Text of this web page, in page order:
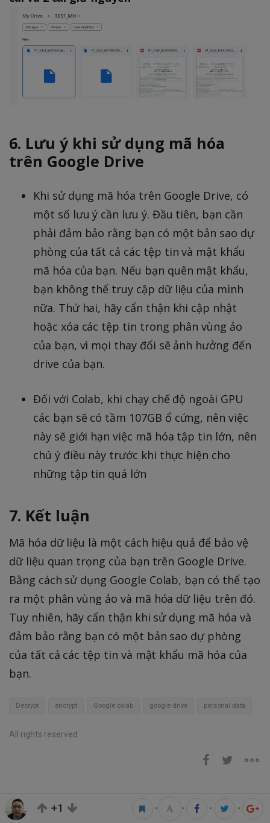
6. Lưu ý khi sử dụng mã hóa
trên Google Drive
Khi sử dụng mã hóa trên Google Drive, có
một số lưu ý cần lưu ý. Đầu tiên, bạn cần
phải đảm bảo rằng bạn có một bản sao dự
phòng của tất cả các tệp tin và mật khẩu
mã hóa của bạn. Nếu bạn quên mật khẩu,
bạn không thể truy cập dữ liệu của mình
nữa. Thứ hai, hãy cẩn thận khi cập nhật
hoặc xóa các tệp tin trong phân vùng ảo
của bạn, vì mọi thay đổi sẽ ảnh hưởng đến
drive của bạn.
Đối với Colab, khi chạy chế độ ngoài GPU
các bạn sẽ có tầm 107GB ổ cứng, nên việc
này sẽ giới hạn việc mã hóa tập tin lớn, nên
chú ý điều này trước khi thực hiện cho
những tập tin quá lớn
7. Kết luận
Mã hóa dữ liệu là một cách hiệu quả để bảo vệ
dữ liệu quan trọng của bạn trên Google Drive.
Bằng cách sử dụng Google Colab, bạn có thể tạo
ra một phân vùng ảo và mã hóa dữ liệu trên đó.
Tuy nhiên, hãy cẩn thận khi sử dụng mã hóa và
đảm bảo rằng bạn có một bản sao dự phòng
của tất cả các tệp tin và mật khẩu mã hóa của
bạn.
Decrypt encrypt Google colab google drive personal data
All rights reserved
Bài viết liên quan
+1 • • • •